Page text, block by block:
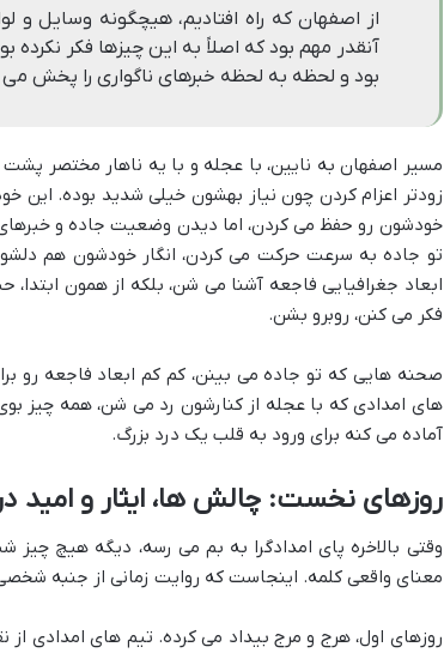
از اصفهان که راه افتادیم، هیچگونه وسایل
آنقدر مهم بود که اصلاً به این چیزها فکر نکرده
بود و لحظه به لحظه خبرهای ناگواری را پخش می
مسیر اصفهان به نایین، با عجله و با یه ناهار مختصر
زودتر اعزام کردن چون نیاز بهشون خیلی شدید بوده.
خودشون رو حفظ می کردن، اما دیدن وضعیت جاده و
تو جاده به سرعت حرکت می کردن، انگار خودشون هم
ابعاد جغرافیایی فاجعه آشنا می شن، بلکه از همون
فکر می کنن، روبرو بشن.
صحنه هایی که تو جاده می بینن، کم کم ابعاد فاجعه رو
های امدادی که با عجله از کنارشون رد می شن، همه چیز
آماده می کنه برای ورود به قلب یک درد بزرگ.
روزهای نخست: چالش ها، ایثار و امید
وقتی بالاخره پای امدادگرا به بم می رسه، دیگه هیچ چیز
معنای واقعی کلمه. اینجاست که روایت زمانی از جنبه
روزهای اول، هرج و مرج بیداد می کرده. تیم های امدادی